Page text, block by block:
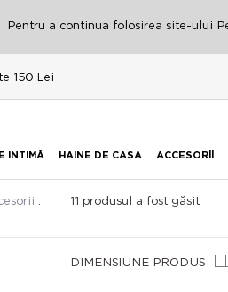
Pentru a continua folosirea site-ului
150 Lei
INTIMĂ HAINE DE CASA ACCESORİİ
: 11 produsul a fost găsit
DIMENSIUNE PRODUS